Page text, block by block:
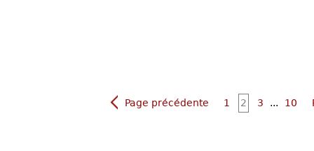
Page précédente 1 2 3 ... 10